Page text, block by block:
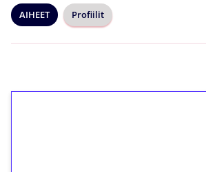
AIHEET Profiilit